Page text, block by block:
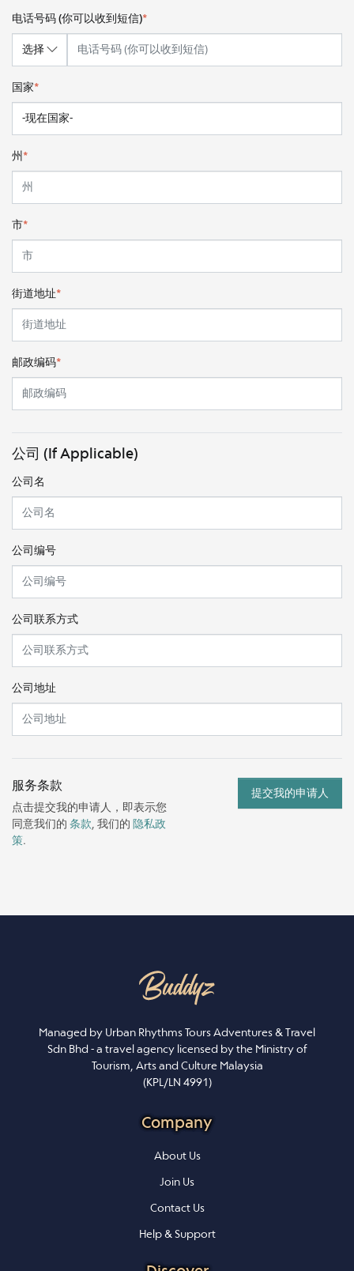
电话号码 (你可以收到短信)*
国家*
州*
市*
街道地址*
邮政编码*
公司 (If Applicable)
公司名
公司编号
公司联系方式
公司地址
服务条款
点击提交我的申请人，即表示您
同意我们的 条款 , 我们的 隐私政
策.
Managed by Urban Rhythms Tours Adventures & Travel
Sdn Bhd - a travel agency licensed by the Ministry of
Tourism, Arts and Culture Malaysia
(KPL/LN 4991)
Company
About Us
Join Us
Contact Us
Help & Support